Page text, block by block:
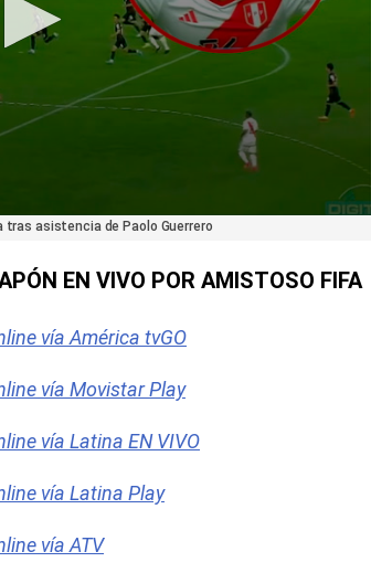
tras asistencia de Paolo Guerrero
EN VIVO POR AMISTOSO FIFA
vía América tvGO
vía Movistar Play
vía Latina EN VIVO
vía Latina Play
vía ATV